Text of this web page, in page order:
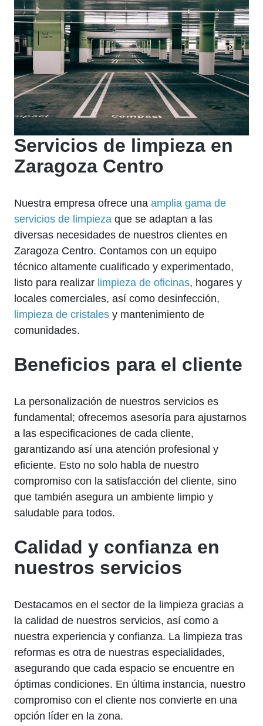
Servicios de limpieza en
Zaragoza Centro
Nuestra empresa ofrece una amplia gama de
servicios de limpieza que se adaptan a las
diversas necesidades de nuestros clientes en
Zaragoza Centro. Contamos con un equipo
técnico altamente cualificado y experimentado,
listo para realizar limpieza de oficinas, hogares y
locales comerciales, así como desinfección,
limpieza de cristales y mantenimiento de
comunidades.
Beneficios para el cliente
La personalización de nuestros servicios es
fundamental; ofrecemos asesoría para ajustarnos
a las especificaciones de cada cliente,
garantizando así una atención profesional y
eficiente. Esto no solo habla de nuestro
compromiso con la satisfacción del cliente, sino
que también asegura un ambiente limpio y
saludable para todos.
Calidad y confianza en
nuestros servicios
Destacamos en el sector de la limpieza gracias a
la calidad de nuestros servicios, así como a
nuestra experiencia y confianza. La limpieza tras
reformas es otra de nuestras especialidades,
asegurando que cada espacio se encuentre en
óptimas condiciones. En última instancia, nuestro
compromiso con el cliente nos convierte en una
opción líder en la zona.